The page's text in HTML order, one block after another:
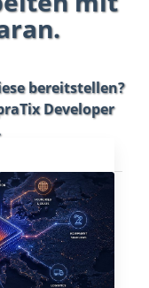
bereitstellen?
Developer